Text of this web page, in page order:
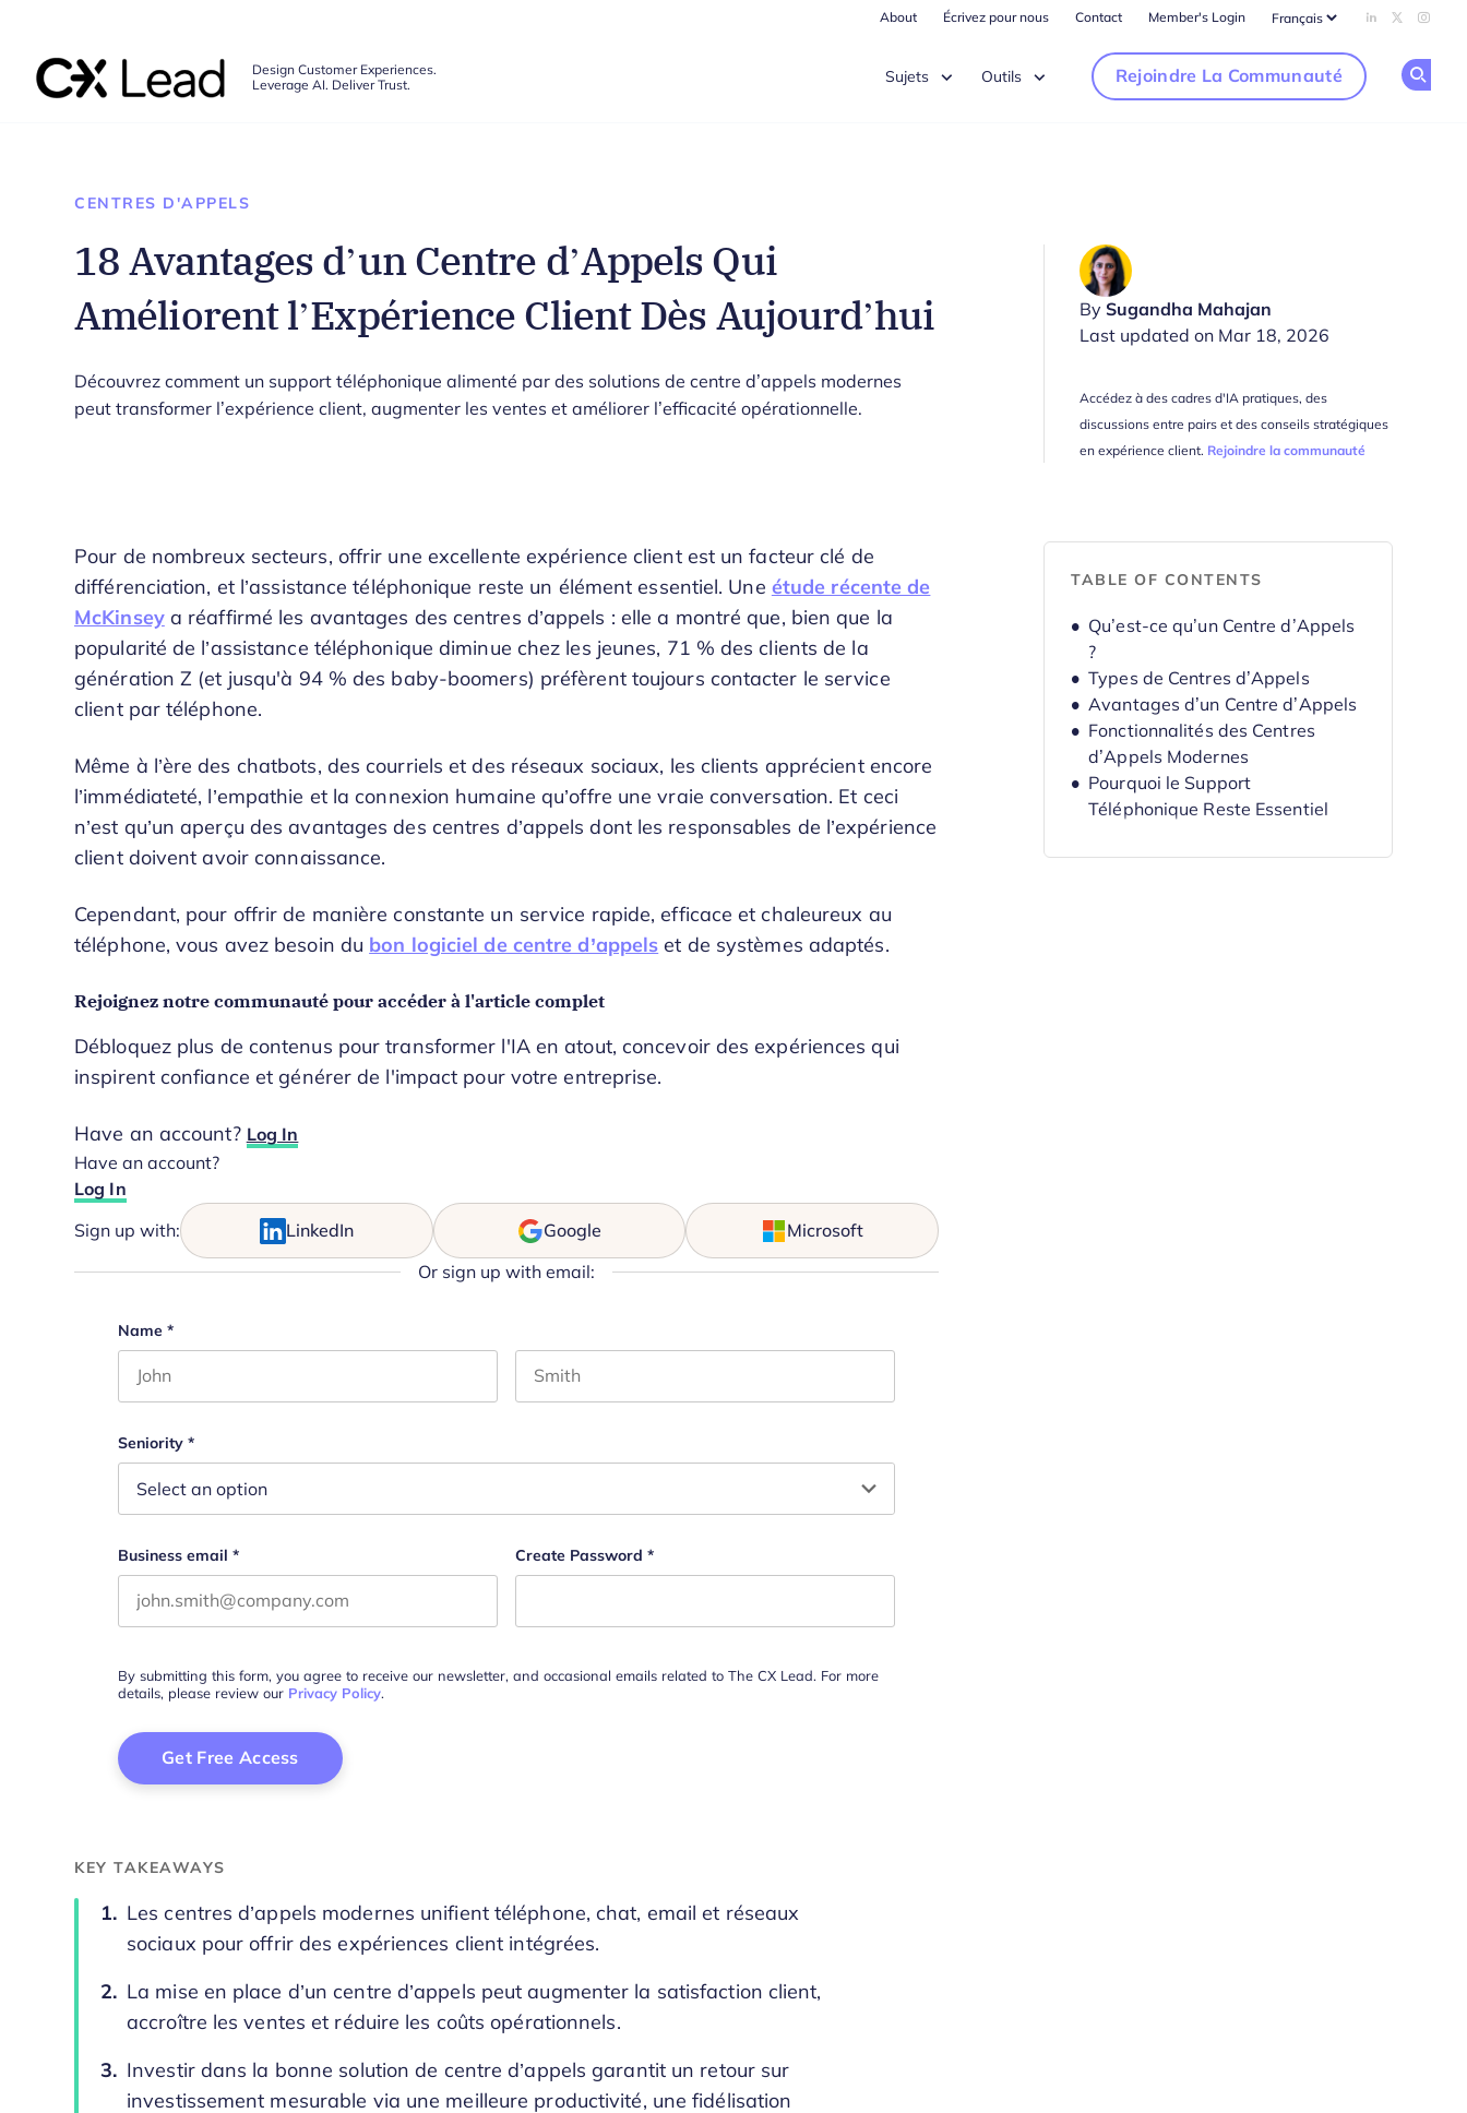
About Écrivez pour nous Contact Member's Login Add us on
Follow
Design Customer Experiences.
Leverage AI. Deliver Trust.
Sujets Outils Rejoindre La Communauté
CENTRES D'APPELS
18 Avantages d’un Centre d’Appels Qui
Améliorent l’Expérience Client Dès Aujourd’hui
By Sugandha Mahajan
Last updated on Mar 18, 2026
Accédez à des cadres d'IA pratiques, des
discussions entre pairs et des conseils stratégiques
en expérience client. Rejoindre la communauté
Découvrez comment un support téléphonique alimenté par des solutions de centre d’appels modernes
peut transformer l’expérience client, augmenter les ventes et améliorer l’efficacité opérationnelle.
Pour de nombreux secteurs, offrir une excellente expérience client est un facteur clé de
différenciation, et l’assistance téléphonique reste un élément essentiel. Une étude récente de
McKinseya réaffirmé les avantages des centres d’appels : elle a montré que, bien que la
popularité de l’assistance téléphonique diminue chez les jeunes, 71 % des clients de la
génération Z (et jusqu'à 94 % des baby-boomers) préfèrent toujours contacter le service
client par téléphone.
Même à l’ère des chatbots, des courriels et des réseaux sociaux, les clients apprécient encore
l’immédiateté, l’empathie et la connexion humaine qu’offre une vraie conversation. Et ceci
n’est qu’un aperçu des avantages des centres d’appels dont les responsables de l’expérience
client doivent avoir connaissance.
Cependant, pour offrir de manière constante un service rapide, efficace et chaleureux au
téléphone, vous avez besoin du bon logiciel de centre d’appels et de systèmes adaptés.
Rejoignez notre communauté pour accéder à l'article complet
Débloquez plus de contenus pour transformer l'IA en atout, concevoir des expériences qui
inspirent confiance et générer de l'impact pour votre entreprise.
Have an account? Log In
Have an account?
Log In
Sign up with: LinkedIn Google Microsoft
Or sign up with email:
X/Twitter
Name *
Seniority *
Business email * Create Password *
By submitting this form, you agree to receive our newsletter, and occasional emails related to The CX Lead. For more
details, please review our Privacy Policy.
KEY TAKEAWAYS
Les centres d’appels modernes unifient téléphone, chat, email et réseaux
sociaux pour offrir des expériences client intégrées.
La mise en place d’un centre d’appels peut augmenter la satisfaction client,
accroître les ventes et réduire les coûts opérationnels.
Investir dans la bonne solution de centre d’appels garantit un retour sur
investissement mesurable via une meilleure productivité, une fidélisation
TABLE OF CONTENTS
Qu’est-ce qu’un Centre d’Appels
?
Types de Centres d’Appels
Avantages d’un Centre d’Appels
Fonctionnalités des Centres
d’Appels Modernes
Pourquoi le Support
Téléphonique Reste Essentiel